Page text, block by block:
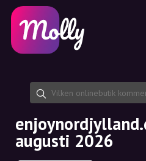
Hudvård
Hårvård
Dela rabattkod
Funktioner
Jobb
Om oss
Samarbete
Plattform
Molly till iPhone och iPad
Molly till Android
SE
EN
NO
augusti 2026